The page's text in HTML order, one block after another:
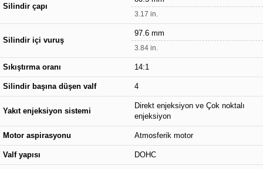
Silindir çapı
3.17 in.
Silindir içi vuruş
97.6 mm
3.84 in.
Sıkıştırma oranı 14:1
Silindir başına düşen valf 4
Yakıt enjeksiyon sistemi
Direkt enjeksiyon ve Çok noktalı
enjeksiyon
Motor aspirasyonu Atmosferik motor
Valf yapısı DOHC